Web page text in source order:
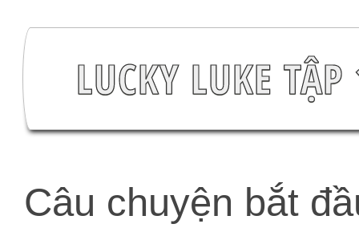
LUCKY LUKE
Câu chuyện bắt